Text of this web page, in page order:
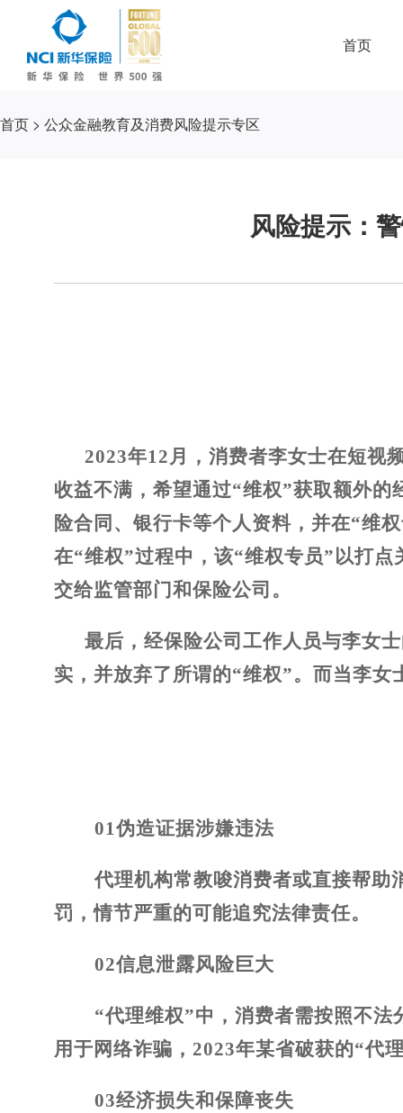
首页
首页 > 公众金融教育及消费风险提示专区
风险提示：
2023年12月，消费者李女士在短视
收益不满，希望通过“维权”获取额外
险合同、银行卡等个人资料，并在“维
在“维权”过程中，该“维权专员”以打
交给监管部门和保险公司。
最后，经保险公司工作人员与李女
实，并放弃了所谓的“维权”。而当李
01伪造证据涉嫌违法
代理机构常教唆消费者或直接帮助
罚，情节严重的可能追究法律责任。
02信息泄露风险巨大
“代理维权”中，消费者需按照不
用于网络诈骗，2023年某省破获的“代
03经济损失和保障丧失